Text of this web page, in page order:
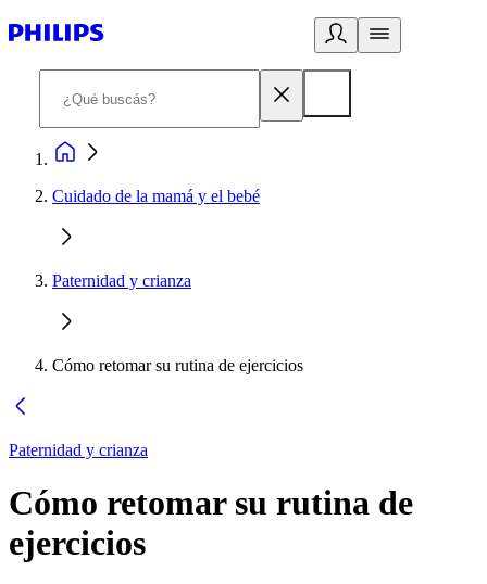
Cuidado de la mamá y el bebé
Paternidad y crianza
Cómo retomar su rutina de ejercicios
Paternidad y crianza
Cómo retomar su rutina de
ejercicios